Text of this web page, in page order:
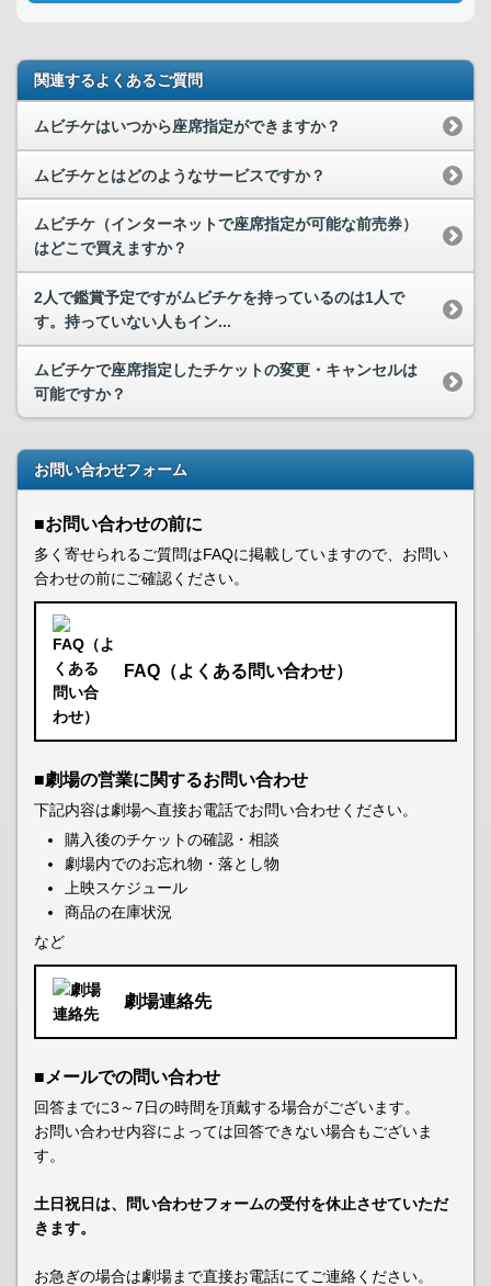
関連するよくあるご質問
ムビチケはいつから座席指定ができますか？
ムビチケとはどのようなサービスですか？
ムビチケ（インターネットで座席指定が可能な前売券）
はどこで買えますか？
2人で鑑賞予定ですがムビチケを持っているのは1人で
す。持っていない人もイン...
ムビチケで座席指定したチケットの変更・キャンセルは
可能ですか？
お問い合わせフォーム
■お問い合わせの前に
多く寄せられるご質問はFAQに掲載していますので、お問い
合わせの前にご確認ください。
FAQ（よくある問い合わせ）
■劇場の営業に関するお問い合わせ
下記内容は劇場へ直接お電話でお問い合わせください。
購入後のチケットの確認・相談
劇場内でのお忘れ物・落とし物
上映スケジュール
商品の在庫状況
など
劇場連絡先
■メールでの問い合わせ
回答までに3～7日の時間を頂戴する場合がございます。
お問い合わせ内容によっては回答できない場合もございま
す。
土日祝日は、問い合わせフォームの受付を休止させていただ
きます。
お急ぎの場合は劇場まで直接お電話にてご連絡ください。